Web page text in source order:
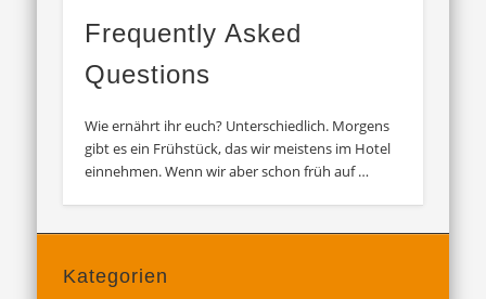
Frequently Asked
Questions
Wie ernährt ihr euch? Unterschiedlich. Morgens
gibt es ein Frühstück, das wir meistens im Hotel
einnehmen. Wenn wir aber schon früh auf …
Kategorien